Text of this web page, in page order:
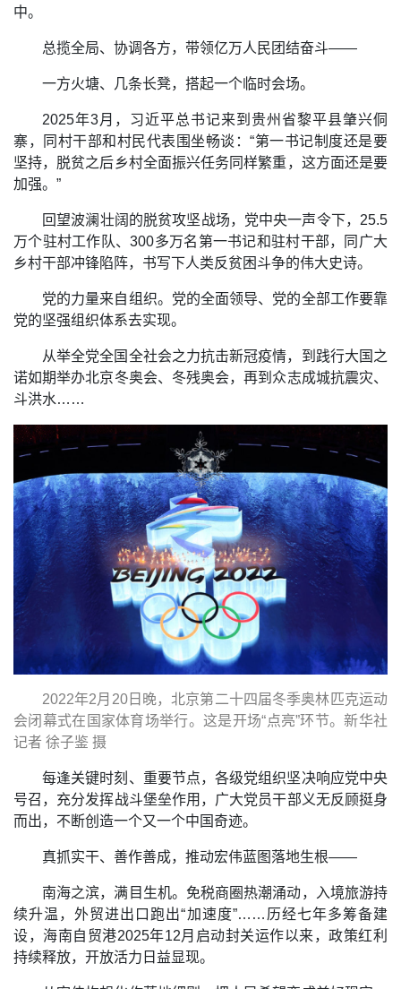
中。
总揽全局、协调各方，带领亿万人民团结奋斗——
一方火塘、几条长凳，搭起一个临时会场。
2025年3月，习近平总书记来到贵州省黎平县肇兴侗
寨，同村干部和村民代表围坐畅谈：“第一书记制度还是要
坚持，脱贫之后乡村全面振兴任务同样繁重，这方面还是要
加强。”
回望波澜壮阔的脱贫攻坚战场，党中央一声令下，25.5
万个驻村工作队、300多万名第一书记和驻村干部，同广大
乡村干部冲锋陷阵，书写下人类反贫困斗争的伟大史诗。
党的力量来自组织。党的全面领导、党的全部工作要靠
党的坚强组织体系去实现。
从举全党全国全社会之力抗击新冠疫情，到践行大国之
诺如期举办北京冬奥会、冬残奥会，再到众志成城抗震灾、
斗洪水……
2022年2月20日晚，北京第二十四届冬季奥林匹克运动
会闭幕式在国家体育场举行。这是开场“点亮”环节。新华社
记者 徐子鉴 摄
每逢关键时刻、重要节点，各级党组织坚决响应党中央
号召，充分发挥战斗堡垒作用，广大党员干部义无反顾挺身
而出，不断创造一个又一个中国奇迹。
真抓实干、善作善成，推动宏伟蓝图落地生根——
南海之滨，满目生机。免税商圈热潮涌动，入境旅游持
续升温，外贸进出口跑出“加速度”……历经七年多筹备建
设，海南自贸港2025年12月启动封关运作以来，政策红利
持续释放，开放活力日益显现。